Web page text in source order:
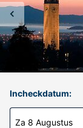
Incheckdatum:
Za 8 Augustus